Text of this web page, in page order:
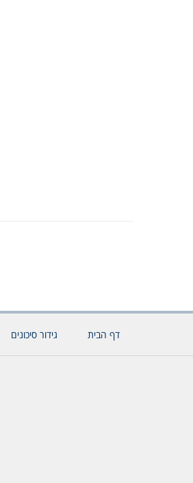
דף הבית גידור סיכונים